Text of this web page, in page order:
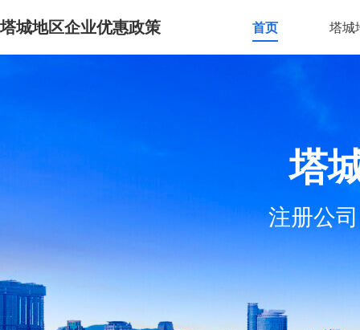
塔城地区企业优惠政策 首页 塔城
塔
注册公